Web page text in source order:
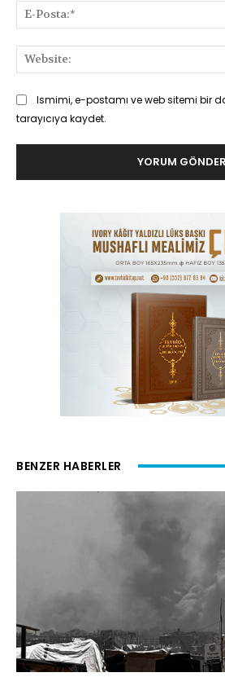
Ismimi, e-postamı ve web sitemi bir
tarayıcıya kaydet.
BENZER HABERLER